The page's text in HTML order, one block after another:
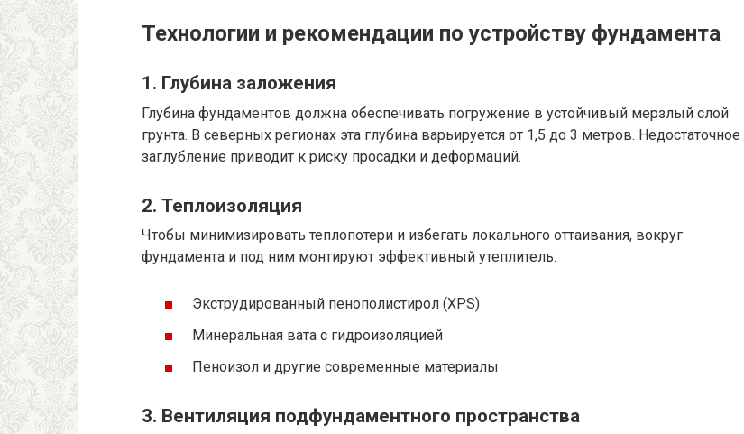
Технологии и рекомендации по устройству фундамента
1. Глубина заложения
Глубина фундаментов должна обеспечивать погружение в устойчивый мерзлый слой
грунта. В северных регионах эта глубина варьируется от 1,5 до 3 метров. Недостаточное
заглубление приводит к риску просадки и деформаций.
2. Теплоизоляция
Чтобы минимизировать теплопотери и избегать локального оттаивания, вокруг
фундамента и под ним монтируют эффективный утеплитель:
Экструдированный пенополистирол (XPS)
Минеральная вата с гидроизоляцией
Пеноизол и другие современные материалы
3. Вентиляция подфундаментного пространства